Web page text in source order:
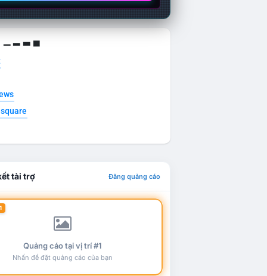
▁ ▂ ▃ ▄
tài trợ Đăng quảng cáo
Quảng cáo tại vị trí #1
Nhấn để đặt quảng cáo của bạn